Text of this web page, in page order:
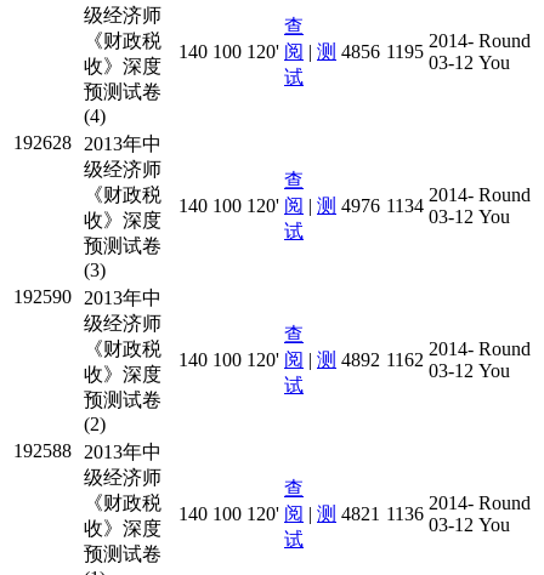
级经济师
《财政税
收》深度
预测试卷
(4)
140 100 120'
查
阅 | 测
试
4856 1195
2014-
03-12
Round
You
192628
2013年中
级经济师
《财政税
收》深度
预测试卷
(3)
140 100 120'
查
阅 | 测
试
4976 1134
2014-
03-12
Round
You
192590
2013年中
级经济师
《财政税
收》深度
预测试卷
(2)
140 100 120'
查
阅 | 测
试
4892 1162
2014-
03-12
Round
You
192588
2013年中
级经济师
《财政税
收》深度
预测试卷
140 100 120'
查
阅 | 测
试
4821 1136
2014-
03-12
Round
You